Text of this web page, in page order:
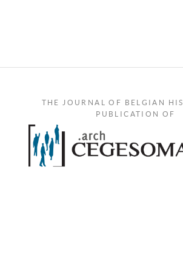
THE JOURNAL OF BELGIAN
PUBLICATION OF